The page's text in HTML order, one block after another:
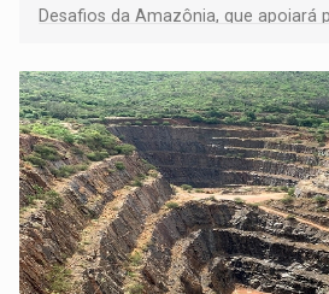
Desafios da Amazônia, que apoiará
submissão de pré-propostas
setembro